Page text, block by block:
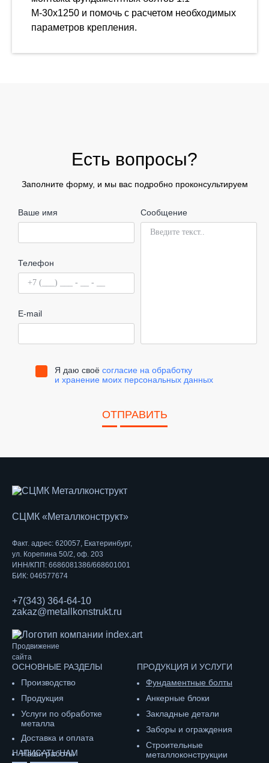
М-30х1250 и помочь с расчетом необходимых
параметров крепления.
Есть вопросы?
Заполните форму, и мы вас подробно проконсультируем
Ваше имя
Телефон
E-mail
Сообщение
Я даю своё согласие на обработку
и хранение моих персональных данных
ОТПРАВИТЬ
СЦМК «Металлконструкт»
Факт. адрес: 620057, Екатеринбург,
ул. Корепина 50/2, оф. 203
ИНН/КПП: 6686081386/668601001
БИК: 046577674
+7(343) 364-64-10
zakaz@metallkonstrukt.ru
Продвижение
сайта
ОСНОВНЫЕ РАЗДЕЛЫ
Производство
Продукция
Услуги по обработке
металла
Доставка и оплата
Наши работы
ПРОДУКЦИЯ И УСЛУГИ
Фундаментные болты
Анкерные блоки
Закладные детали
Заборы и ограждения
Строительные
металлоконструкции
НАПИСАТЬ НАМ